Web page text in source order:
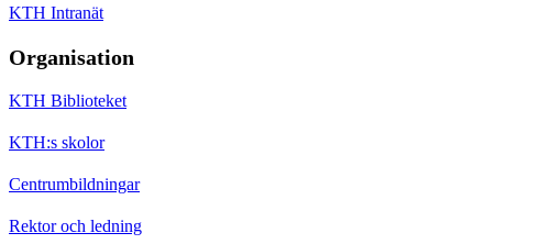
KTH Intranät
Organisation
KTH Biblioteket
KTH:s skolor
Centrumbildningar
Rektor och ledning